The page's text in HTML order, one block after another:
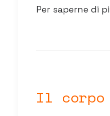
Per saperne di
Il corpo